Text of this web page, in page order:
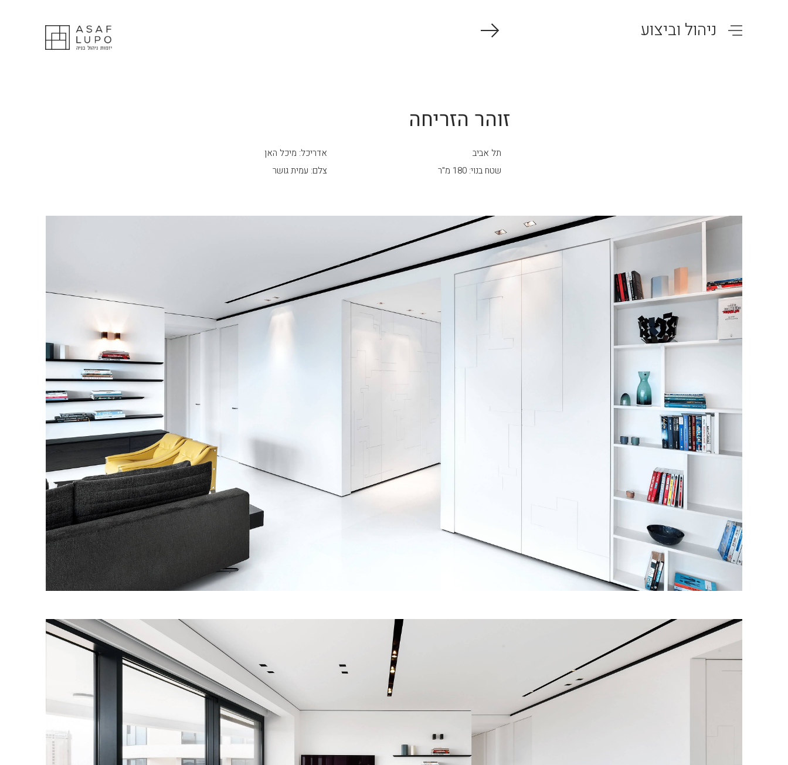
ניהול וביצוע
זוהר הזריחה
תל אביב
שטח בנוי: 180 מ"ר
אדריכל: מיכל האן
צלם: עמית גושר